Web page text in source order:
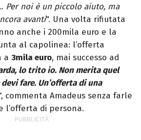
Per noi è un piccolo aiuto, ma
avanti". Una volta rifiutata
anche i 200mila euro e la
al capolinea: l’offerta
a 3mila euro, mai successo ad
lo trito io. Non merita quel
fare. Un’offerta di una
commenta Amadeus senza farle
l’offerta di persona.